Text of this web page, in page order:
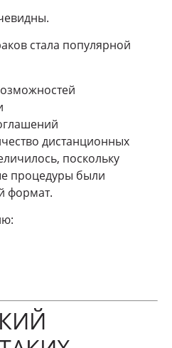
стала популярной
дистанционных
поскольку
процедуры были
формат.